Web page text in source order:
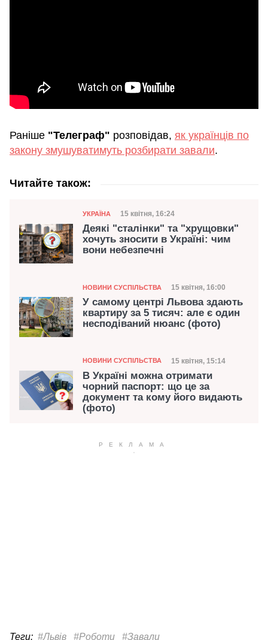
Раніше "Телеграф" розповідав, як українців по
закону змушуватимуть розбирати завали.
Читайте також:
Категорія
УКРАЇНА Дата публікації
15 квітня, 16:24
Деякі "сталінки" та "хрущовки"
хочуть зносити в Україні: чим
вони небезпечні
Категорія
НОВИНИ СУСПІЛЬСТВА Дата публікації
15 квітня, 16:00
У самому центрі Львова здають
квартиру за 5 тисяч: але є один
несподіваний нюанс (фото)
Категорія
НОВИНИ СУСПІЛЬСТВА Дата публікації
15 квітня, 15:14
В Україні можна отримати
чорний паспорт: що це за
документ та кому його видають
(фото)
Теги: #Львів #Роботи #Завали